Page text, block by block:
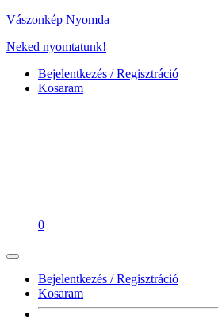
Vászonkép Nyomda
Neked nyomtatunk!
Bejelentkezés / Regisztráció
Kosaram
0
Bejelentkezés / Regisztráció
Kosaram